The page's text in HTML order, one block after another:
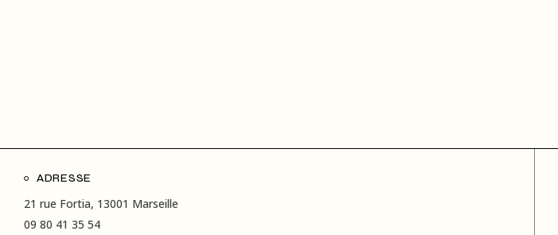
ADRESSE
21 rue Fortia, 13001 Marseille
09 80 41 35 54